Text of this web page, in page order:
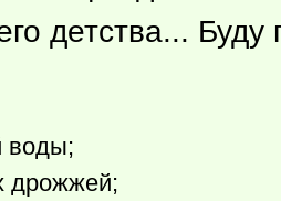
детства...
воды;
дрожжей;